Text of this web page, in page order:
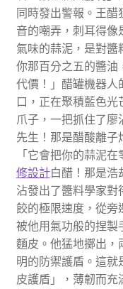
同時發出警報。王
音的嘲弄，刺耳得
氣味的蒜泥，是對醬
你那百分之五的醬油
代價！」醋罐機器人
口，正在聚積藍色光
爪子，一把抓住了
先生！那是醋酸離子
「它會把你的蒜泥
修設計白醋！那是浩
沾發出了醬料學家
餃的極限速度，從旁
被他用氣功般的捏製
麵皮。他猛地擲出，
明的防禦護盾。這就
皮護盾」，薄韌而充